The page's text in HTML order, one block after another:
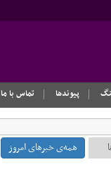
پیوندها تماس با ما
همه‌ی خبرهای امروز